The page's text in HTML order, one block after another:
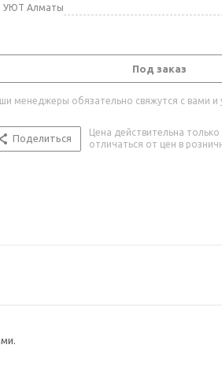
УЮТ Алматы
Под заказ
менеджеры обязательно свяжутся с вами и
Поделиться
Цена действительна
отличаться от цен в